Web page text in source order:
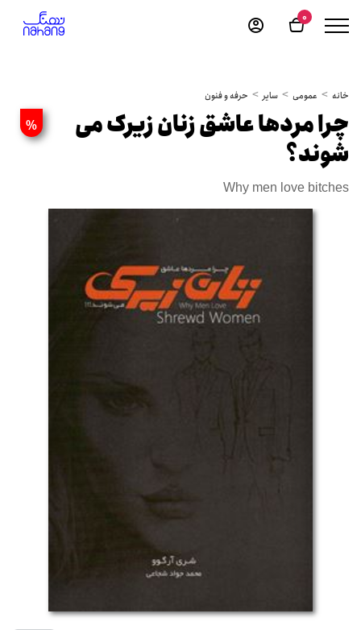
0
خانه عمومی سایر حرفه و فنون
%
چرا مردها عاشق زنان زیرک می
شوند؟
Why men love bitches